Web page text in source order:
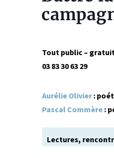
Tout public –
03 83 30 63 29
Aurélie Olivier:
Pascal Commère:
Lectures,